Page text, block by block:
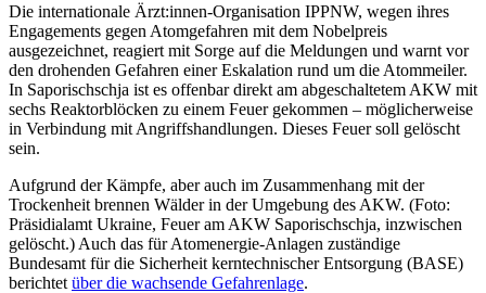
Die internationale Ärzt:innen-Organisation IPPNW, wegen ihres
Engagements gegen Atomgefahren mit dem Nobelpreis
ausgezeichnet, reagiert mit Sorge auf die Meldungen und warnt vor
den drohenden Gefahren einer Eskalation rund um die Atommeiler.
In Saporischschja ist es offenbar direkt am abgeschaltetem AKW mit
sechs Reaktorblöcken zu einem Feuer gekommen – möglicherweise
in Verbindung mit Angriffshandlungen. Dieses Feuer soll gelöscht
sein.
Aufgrund der Kämpfe, aber auch im Zusammenhang mit der
Trockenheit brennen Wälder in der Umgebung des AKW. (Foto:
Präsidialamt Ukraine, Feuer am AKW Saporischschja, inzwischen
gelöscht.) Auch das für Atomenergie-Anlagen zuständige
Bundesamt für die Sicherheit kerntechnischer Entsorgung (BASE)
berichtet über die wachsende Gefahrenlage.